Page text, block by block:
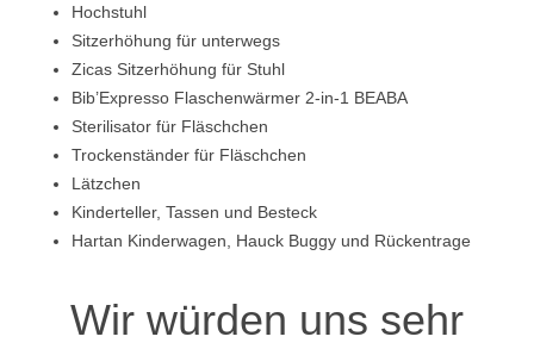
Hochstuhl
Sitzerhöhung für unterwegs
Zicas Sitzerhöhung für Stuhl
Bib’Expresso Flaschenwärmer 2-in-1 BEABA
Sterilisator für Fläschchen
Trockenständer für Fläschchen
Lätzchen
Kinderteller, Tassen und Besteck
Hartan Kinderwagen, Hauck Buggy und Rückentrage
Wir würden uns sehr